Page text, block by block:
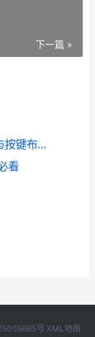
下一篇 »
cf枪战王者操作设置问答合集 灵敏度与按键布局全解析
看
号 XML地图